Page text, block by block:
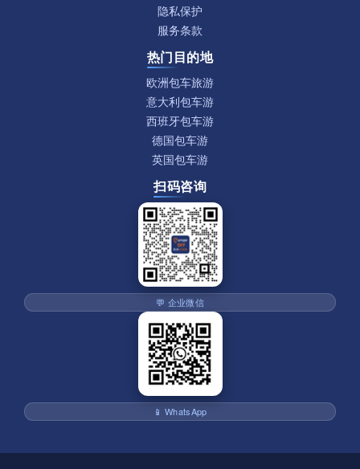
隐私保护
服务条款
热门目的地
欧洲包车旅游
意大利包车游
西班牙包车游
德国包车游
英国包车游
扫码咨询
💬 企业微信
📱 WhatsApp